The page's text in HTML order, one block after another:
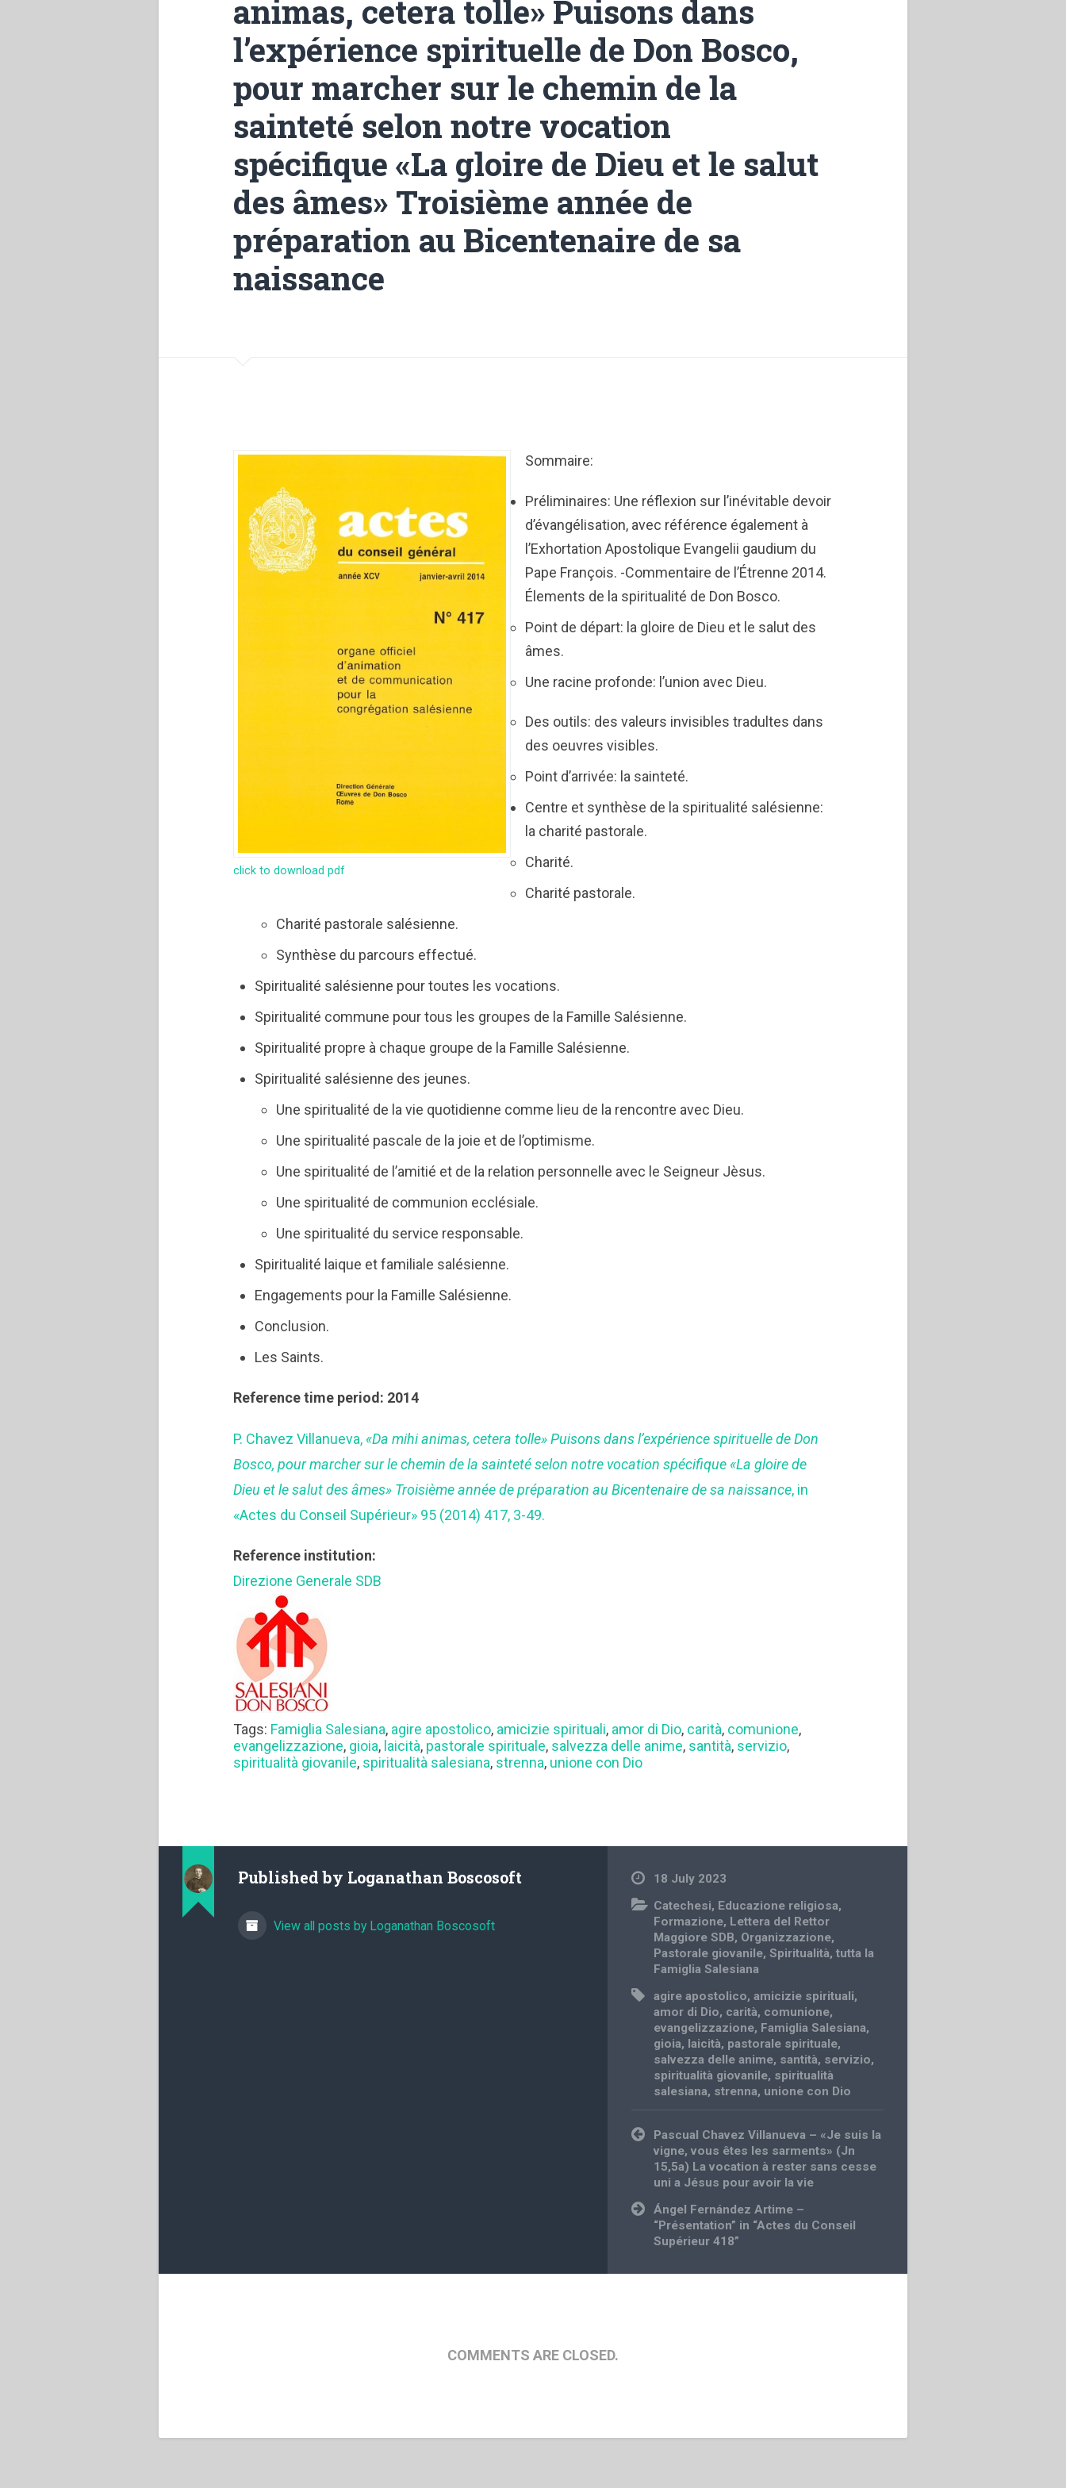
animas, cetera tolle» Puisons dans
l’expérience spirituelle de Don Bosco,
pour marcher sur le chemin de la
sainteté selon notre vocation
spécifique «La gloire de Dieu et le salut
des âmes» Troisième année de
préparation au Bicentenaire de sa
naissance
click to download pdf
Sommaire:
Préliminaires: Une réflexion sur l’inévitable devoir
d’évangélisation, avec référence également à
l’Exhortation Apostolique Evangelii gaudium du
Pape François. -Commentaire de l’Étrenne 2014.
Élements de la spiritualité de Don Bosco.
Point de départ: la gloire de Dieu et le salut des
âmes.
Une racine profonde: l’union avec Dieu.
Des outils: des valeurs invisibles tradultes dans
des oeuvres visibles.
Point d’arrivée: la sainteté.
Centre et synthèse de la spiritualité salésienne:
la charité pastorale.
Charité.
Charité pastorale.
Charité pastorale salésienne.
Synthèse du parcours effectué.
Spiritualité salésienne pour toutes les vocations.
Spiritualité commune pour tous les groupes de la Famille Salésienne.
Spiritualité propre à chaque groupe de la Famille Salésienne.
Spiritualité salésienne des jeunes.
Une spiritualité de la vie quotidienne comme lieu de la rencontre avec Dieu.
Une spiritualité pascale de la joie et de l’optimisme.
Une spiritualité de l’amitié et de la relation personnelle avec le Seigneur Jèsus.
Une spiritualité de communion ecclésiale.
Une spiritualité du service responsable.
Spiritualité laique et familiale salésienne.
Engagements pour la Famille Salésienne.
Conclusion.
Les Saints.
Reference time period: 2014
P. Chavez Villanueva, «Da mihi animas, cetera tolle» Puisons dans l’expérience spirituelle de Don
Bosco, pour marcher sur le chemin de la sainteté selon notre vocation spécifique «La gloire de
Dieu et le salut des âmes» Troisième année de préparation au Bicentenaire de sa naissance, in
«Actes du Conseil Supérieur» 95 (2014) 417, 3-49.
Reference institution:
Direzione Generale SDB
Tags: Famiglia Salesiana, agire apostolico, amicizie spirituali, amor di Dio, carità, comunione,
evangelizzazione, gioia, laicità, pastorale spirituale, salvezza delle anime, santità, servizio,
spiritualità giovanile, spiritualità salesiana, strenna, unione con Dio
Published by Loganathan Boscosoft
View all posts by Loganathan Boscosoft
18 July 2023
Catechesi, Educazione religiosa,
Formazione, Lettera del Rettor
Maggiore SDB, Organizzazione,
Pastorale giovanile,Spiritualità,tutta la
Famiglia Salesiana
agire apostolico,amicizie spirituali,
amor di Dio, carità, comunione,
evangelizzazione, Famiglia Salesiana,
gioia, laicità, pastorale spirituale,
salvezza delle anime, santità, servizio,
spiritualità giovanile, spiritualità
salesiana, strenna, unione con Dio
Post
navigation
Pascual Chavez Villanueva – «Je suis la
vigne, vous êtes les sarments» (Jn
15,5a) La vocation à rester sans cesse
uni a Jésus pour avoir la vie
Ángel Fernández Artime –
“Présentation” in “Actes du Conseil
Supérieur 418”
COMMENTS ARE CLOSED.